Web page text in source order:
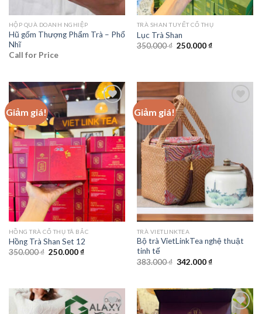
HỘP QUÀ DOANH NGHIỆP
Hũ gốm Thượng Phẩm Trà – Phổ
Nhĩ
Call for Price
TRÀ SHAN TUYẾT CỔ THỤ
Lục Trà Shan
350.000₫ Giá
250.000₫Giá
Giảm giá!
Add to
wishlist
HỒNG TRÀ CỔ THỤ TÂ BẮC
Hồng Trà Shan Set 12
350.000₫ Giá
250.000₫Giá
Giảm giá!
TRÀ VIETLINKTEA
Bộ trà VietLinkTea nghệ thuật
tinh tế
383.000₫ Giá
342.000₫Giá
342.000 ₫.